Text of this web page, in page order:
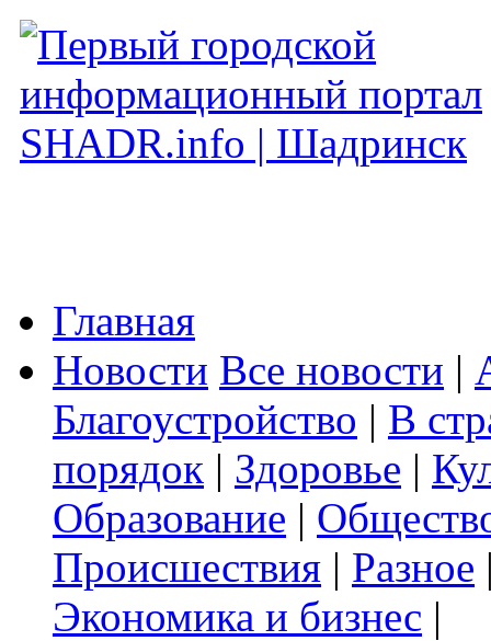
Главная
Новости Все новости |
Благоустройство | В
порядок | Здоровье |
Образование |
Происшествия | Разное
Экономика и бизнес |